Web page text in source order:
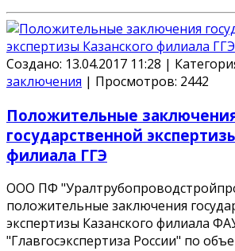
Создано: 13.04.2017 11:28 |
заключения | Просмотров: 2442
Положительные
государственной
филиала ГГЭ
ООО ПФ
положительные заключения
экспертизы Казанского филиала
"Главгосэкспертиза России" по